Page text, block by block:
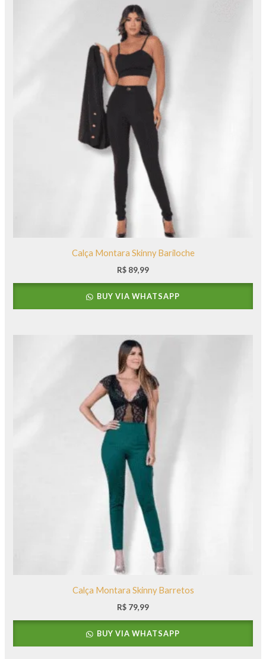
Calça Montara Skinny Bariloche
R$ 89,99
BUY VIA WHATSAPP
Calça Montara Skinny Barretos
R$ 79,99
BUY VIA WHATSAPP